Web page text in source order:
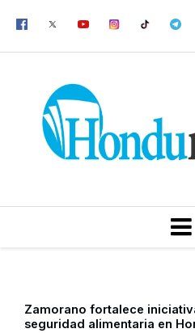
Zamorano fortalece
seguridad alimentaria en